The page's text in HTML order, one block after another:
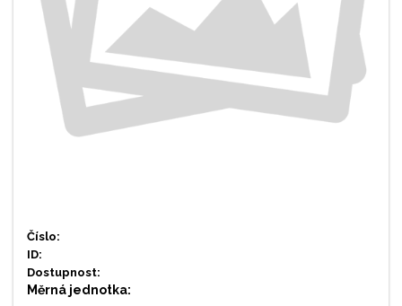
Číslo:
ID:
Dostupnost:
Měrná jednotka: